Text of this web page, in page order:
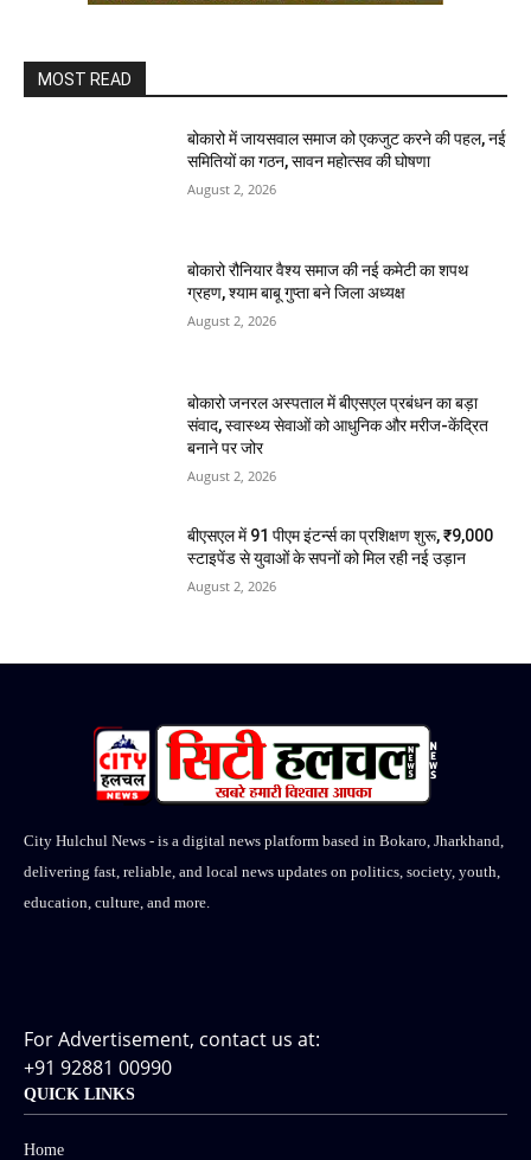
MOST READ
बोकारो में जायसवाल समाज को एकजुट करने की पहल, नई
समितियों का गठन, सावन महोत्सव की घोषणा
August 2, 2026
बोकारो रौनियार वैश्य समाज की नई कमेटी का शपथ
ग्रहण, श्याम बाबू गुप्ता बने जिला अध्यक्ष
August 2, 2026
बोकारो जनरल अस्पताल में बीएसएल प्रबंधन का बड़ा
संवाद, स्वास्थ्य सेवाओं को आधुनिक और मरीज-केंद्रित
बनाने पर जोर
August 2, 2026
बीएसएल में 91 पीएम इंटर्न्स का प्रशिक्षण शुरू, ₹9,000
स्टाइपेंड से युवाओं के सपनों को मिल रही नई उड़ान
August 2, 2026
City Hulchul News - is a digital news platform based in Bokaro, Jharkhand,
delivering fast, reliable, and local news updates on politics, society, youth,
education, culture, and more.
For Advertisement, contact us at:
+91 92881 00990
QUICK LINKS
Home